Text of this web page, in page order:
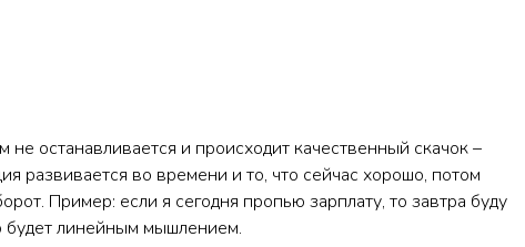
останавливается и происходит качественный скачок –
развивается во времени и то, что сейчас хорошо, потом
Пример: если я сегодня пропью зарплату, то завтра буду
будет линейным мышлением.